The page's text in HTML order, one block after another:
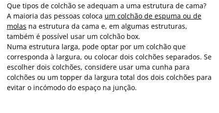
Que tipos de colchão se adequam a uma estrutura de cama?
A maioria das pessoas coloca um colchão de espuma ou de
molas na estrutura da cama e, em algumas estruturas,
também é possível usar um colchão box.
Numa estrutura larga, pode optar por um colchão que
corresponda à largura, ou colocar dois colchões separados. Se
escolher dois colchões, considere usar uma cunha para
colchões ou um topper da largura total dos dois colchões para
evitar o incómodo do espaço na junção.